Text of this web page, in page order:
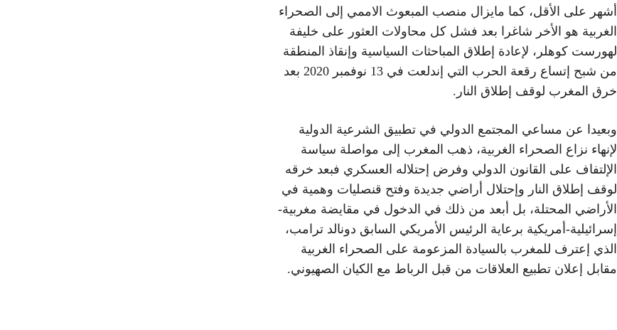
أشهر على الأقل، كما مايزال منصب المبعوث الاممي إلى الصحراء
الغربية هو الأخر شاغرا بعد فشل كل محاولات العثور على خليفة
لهورست كوهلر، لإعادة إطلاق المباحثات السياسية وإنقاذ المنطقة
من شبح إتساع رقعة الحرب التي إندلعت في 13 نوفمبر 2020 بعد
خرق المغرب لوقف إطلاق النار.
وبعيدا عن مساعي المجتمع الدولي في تطبيق الشرعية الدولية
لإنهاء نزاع الصحراء الغربية، ذهب المغرب إلى مواصلة سياسة
الإلتفاف على القانون الدولي وفرض إحتلاله العسكري فبعد خرقه
لوقف إطلاق النار وإحتلال أراضي جديدة وفتح قنصليات وهمية في
الأراضي المحتلة، بل أبعد من ذلك في الدخول في مقايضة مغربية-
إسرائيلية-أمريكية برعاية الرئيس الأمريكي السابق دونالد ترامب،
الذي إعترف للمغرب بالسيادة المزعومة على الصحراء الغربية
مقابل إعلان تطبيع العلاقات من قبل الرباط مع الكيان الصهيوني.